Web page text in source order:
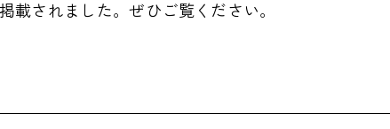
載されました。ぜひご覧ください。